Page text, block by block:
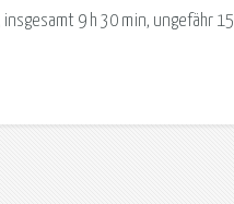
9 h 30 min, ungefähr 15